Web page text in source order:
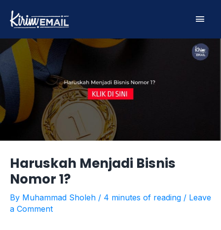
content
Main
Haruskah Menjadi Bisnis
Nomor 1?
By Muhammad Sholeh / 4 minutes of reading / Leave
a Comment